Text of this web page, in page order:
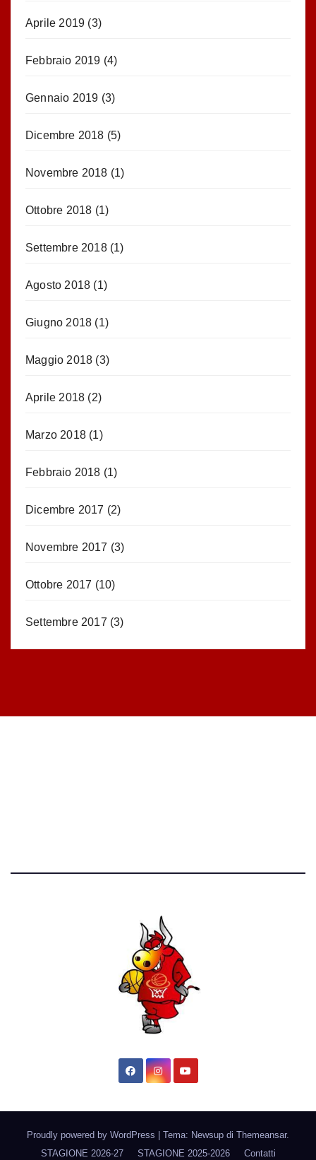
Aprile 2019 (3)
Febbraio 2019 (4)
Gennaio 2019 (3)
Dicembre 2018 (5)
Novembre 2018 (1)
Ottobre 2018 (1)
Settembre 2018(1)
Agosto 2018 (1)
Giugno 2018 (1)
Maggio 2018 (3)
Aprile 2018 (2)
Marzo 2018 (1)
Febbraio 2018 (1)
Dicembre 2017 (2)
Novembre 2017 (3)
Ottobre 2017 (10)
Settembre 2017 (3)
Proudly powered by WordPress Tema: Newsup di Themeansar.
STAGIONE 2026-27
STAGIONE 2025-2026 Contatti